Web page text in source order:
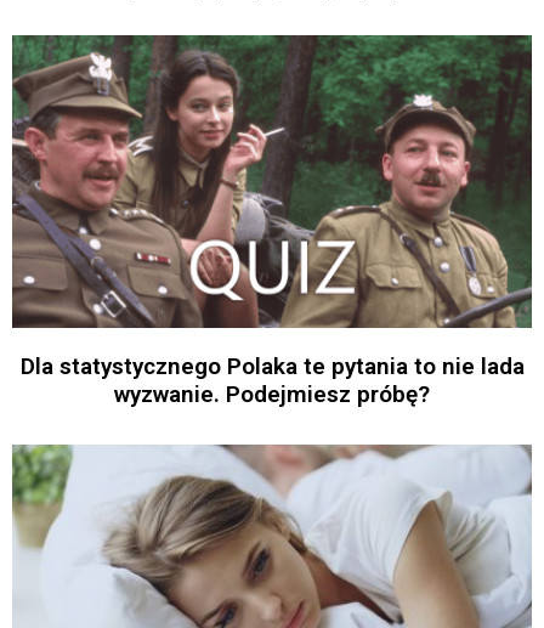
Dla statystycznego Polaka te pytania to nie lada
wyzwanie. Podejmiesz próbę?